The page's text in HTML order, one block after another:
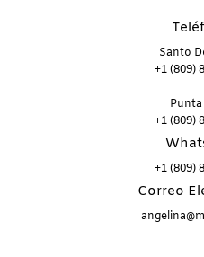
Santo
+1 (809)
Punta
+1 (809)
+1 (809)
Correo